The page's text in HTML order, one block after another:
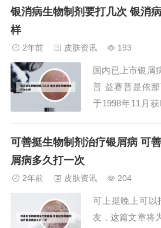
炎、其他结缔组
射或囊内注射，
囊给药。2、...
银消病生物制剂要打几次 银消
样
2年前 皮肤资讯 193
国内已上市银屑
普 益赛普是依
于1998年11月
643元，规格为
8等。2、欧泰乐...
可善挺生物制剂治疗银屑病 可
屑病多久打一次
2年前 皮肤资讯 204
可上挺晚上可以
友，这篇文章将